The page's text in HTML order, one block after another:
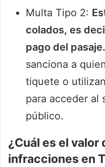
Multa Tipo 2:
colados, es
pago del pasaje.
sanciona a
tiquete o
para acceder al
público.
¿Cuál es el valor
infracciones en